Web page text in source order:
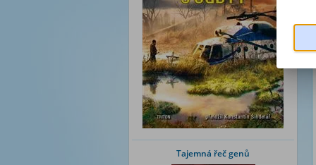
Tajemná řeč genů